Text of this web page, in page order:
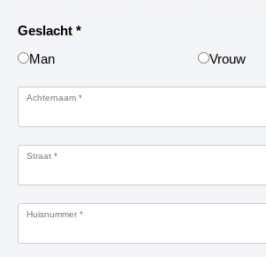
Geslacht *
Man
Vrouw
Achternaam *
Straat *
Huisnummer *